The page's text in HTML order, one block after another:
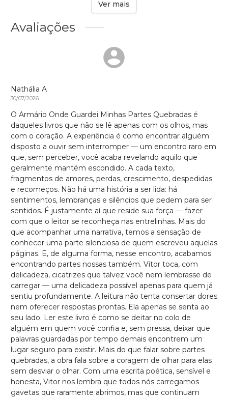
Ver mais
Avaliações
Nathália A
30/07/2026
O Armário Onde Guardei Minhas Partes Quebradas é
daqueles livros que não se lê apenas com os olhos, mas
com o coração. A experiência é como encontrar alguém
disposto a ouvir sem interromper — um encontro raro em
que, sem perceber, você acaba revelando aquilo que
geralmente mantém escondido. A cada texto,
fragmentos de amores, perdas, crescimento, despedidas
e recomeços. Não há uma história a ser lida: há
sentimentos, lembranças e silêncios que pedem para ser
sentidos. É justamente aí que reside sua força — fazer
com que o leitor se reconheça nas entrelinhas. Mais do
que acompanhar uma narrativa, temos a sensação de
conhecer uma parte silenciosa de quem escreveu aquelas
páginas. E, de alguma forma, nesse encontro, acabamos
encontrando partes nossas também. Vitor toca, com
delicadeza, cicatrizes que talvez você nem lembrasse de
carregar — uma delicadeza possível apenas para quem já
sentiu profundamente. A leitura não tenta consertar dores
nem oferecer respostas prontas. Ela apenas se senta ao
seu lado. Ler este livro é como se deitar no colo de
alguém em quem você confia e, sem pressa, deixar que
palavras guardadas por tempo demais encontrem um
lugar seguro para existir. Mais do que falar sobre partes
quebradas, a obra fala sobre a coragem de olhar para elas
sem desviar o olhar. Com uma escrita poética, sensível e
honesta, Vitor nos lembra que todos nós carregamos
gavetas que raramente abrimos, mas que continuam